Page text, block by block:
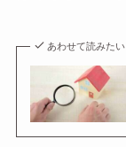
あわせて読みたい